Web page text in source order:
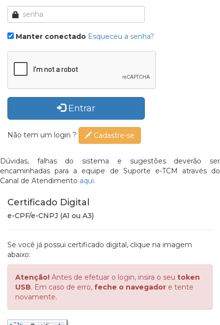
Manter conectado Esqueceu a senha?
Entrar
Não tem um login ? Cadastre-se
Dúvidas, falhas do sistema e sugestões deverão ser
encaminhadas para a equipe de Suporte e-TCM através do
Canal de Atendimento aqui.
Certificado Digital
e-CPF/e-CNPJ (A1 ou A3)
Se você já possui certificado digital, clique na imagem
abaixo:
Atenção! Antes de efetuar o login, insira o seu token
USB. Em caso de erro, feche o navegador e tente
novamente.